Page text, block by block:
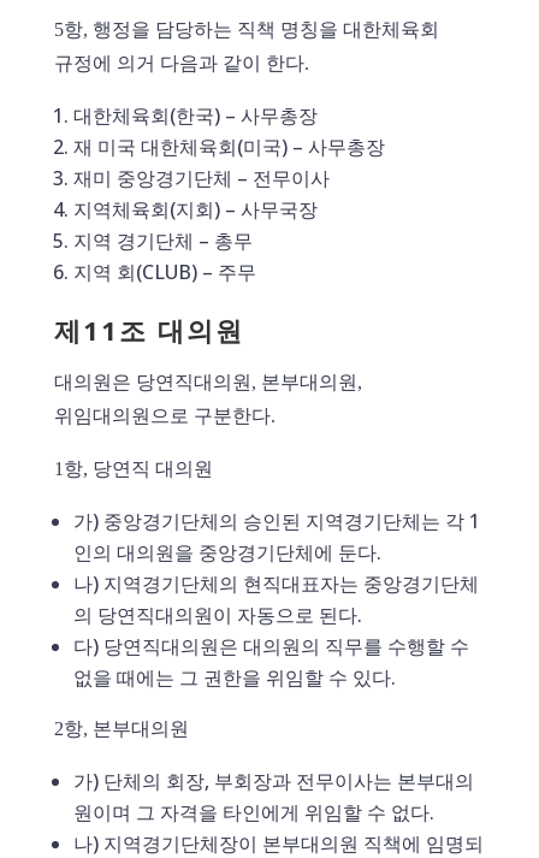
5항, 행정을 담당하는 직책 명칭을 대한체육회
규정에 의거 다음과 같이 한다.
대한체육회(한국) – 사무총장
재 미국 대한체육회(미국) – 사무총장
재미 중앙경기단체 – 전무이사
지역체육회(지회) – 사무국장
지역 경기단체 – 총무
지역 회(CLUB) – 주무
제11조 대의원
대의원은 당연직대의원, 본부대의원,
위임대의원으로 구분한다.
1항, 당연직 대의원
가) 중앙경기단체의 승인된 지역경기단체는 각 1
인의 대의원을 중앙경기단체에 둔다.
나) 지역경기단체의 현직대표자는 중앙경기단체
의 당연직대의원이 자동으로 된다.
다) 당연직대의원은 대의원의 직무를 수행할 수
없을 때에는 그 권한을 위임할 수 있다.
2항, 본부대의원
가) 단체의 회장, 부회장과 전무이사는 본부대의
원이며 그 자격을 타인에게 위임할 수 없다.
나) 지역경기단체장이 본부대의원 직책에 임명되